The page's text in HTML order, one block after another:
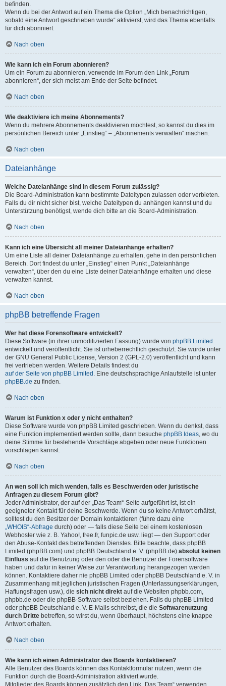
befinden.
Wenn du bei der Antwort auf ein Thema die Option „Mich benachrichtigen,
sobald eine Antwort geschrieben wurde“ aktivierst, wird das Thema ebenfalls
für dich abonniert.
Nach oben
Wie kann ich ein Forum abonnieren?
Um ein Forum zu abonnieren, verwende im Forum den Link „Forum
abonnieren“, der sich meist am Ende der Seite befindet.
Nach oben
Wie deaktiviere ich meine Abonnements?
Wenn du mehrere Abonnements deaktivieren möchtest, so kannst du dies im
persönlichen Bereich unter „Einstieg“ – „Abonnements verwalten“ machen.
Nach oben
Dateianhänge
Welche Dateianhänge sind in diesem Forum zulässig?
Die Board-Administration kann bestimmte Dateitypen zulassen oder verbieten.
Falls du dir nicht sicher bist, welche Dateitypen du anhängen kannst und du
Unterstützung benötigst, wende dich bitte an die Board-Administration.
Nach oben
Kann ich eine Übersicht all meiner Dateianhänge erhalten?
Um eine Liste all deiner Dateianhänge zu erhalten, gehe in den persönlichen
Bereich. Dort findest du unter „Einstieg“ einen Punkt „Dateianhänge
verwalten“, über den du eine Liste deiner Dateianhänge erhalten und diese
verwalten kannst.
Nach oben
phpBB betreffende Fragen
Wer hat diese Forensoftware entwickelt?
Diese Software (in ihrer unmodifizierten Fassung) wurde von phpBB Limited
entwickelt und veröffentlicht. Sie ist urheberrechtlich geschützt. Sie wurde unter
der GNU General Public License, Version 2 (GPL-2.0) veröffentlicht und kann
frei vertrieben werden. Weitere Details findest du
auf der Seite von phpBB Limited . Eine deutschsprachige Anlaufstelle ist unter
phpBB.de zu finden.
Nach oben
Warum ist Funktion x oder y nicht enthalten?
Diese Software wurde von phpBB Limited geschrieben. Wenn du denkst, dass
eine Funktion implementiert werden sollte, dann besuche phpBB Ideas, wo du
deine Stimme für bestehende Vorschläge abgeben oder neue Funktionen
vorschlagen kannst.
Nach oben
An wen soll ich mich wenden, falls es Beschwerden oder juristische
Anfragen zu diesem Forum gibt?
Jeder Administrator, der auf der „Das Team“-Seite aufgeführt ist, ist ein
geeigneter Kontakt für deine Beschwerde. Wenn du so keine Antwort erhältst,
solltest du den Besitzer der Domain kontaktieren (führe dazu eine
„WHOIS“-Abfrage durch) oder — falls diese Seite bei einem kostenlosen
Webhoster wie z. B. Yahoo!, free.fr, funpic.de usw. liegt — den Support oder
den Abuse-Kontakt des betreffenden Dienstes. Bitte beachte, dass phpBB
Limited (phpBB.com) und phpBB Deutschland e. V. (phpBB.de) absolut keinen
Einfluss auf die Benutzung oder den oder die Benutzer der Forensoftware
haben und dafür in keiner Weise zur Verantwortung herangezogen werden
können. Kontaktiere daher nie phpBB Limited oder phpBB Deutschland e. V. in
Zusammenhang mit jeglichen juristischen Fragen (Unterlassungserklärungen,
Haftungsfragen usw.), die sich nicht direkt auf die Websiten phpbb.com,
phpbb.de oder die phpBB-Software selbst beziehen. Falls du phpBB Limited
oder phpBB Deutschland e. V. E-Mails schreibst, die die Softwarenutzung
durch Dritte betreffen, so wirst du, wenn überhaupt, höchstens eine knappe
Antwort erhalten.
Nach oben
Wie kann ich einen Administrator des Boards kontaktieren?
Alle Benutzer des Boards können das Kontaktformular nutzen, wenn die
Funktion durch die Board-Administration aktiviert wurde.
Mitglieder des Boards können zusätzlich den Link „Das Team“ verwenden.